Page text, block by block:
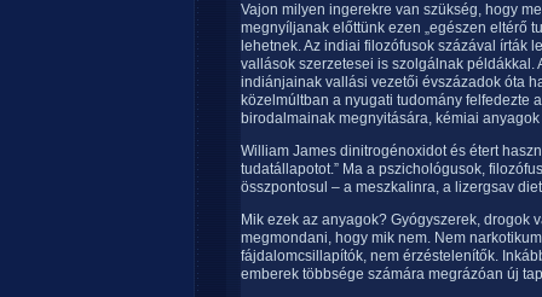
Vajon milyen ingerekre van szükség, hogy
megnyíljanak előttünk ezen „egészen eltérő
lehetnek. Az indiai filozófusok százával írták
vallások szerzetesei is szolgálnak példákkal.
indiánjainak vallási vezetői évszázadok óta
közelmúltban a nyugati tudomány felfedezte
birodalmainak megnyitására, kémiai
William James dinitrogénoxidot és étert
tudatállapotot.” Ma a pszichológusok,
összpontosul – a meszkalinra, a lizergsav
Mik ezek az anyagok? Gyógyszerek, drogok
megmondani, hogy mik nem. Nem
fájdalomcsillapítók, nem érzéstelenítők.
emberek többsége számára megrázóan új